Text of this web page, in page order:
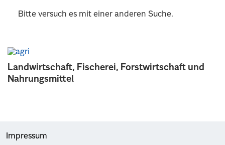
Landwirtschaft, Fischerei, Forstwirtschaft und
Nahrungsmittel
Bitte versuch es mit einer anderen Suche.
Impressum